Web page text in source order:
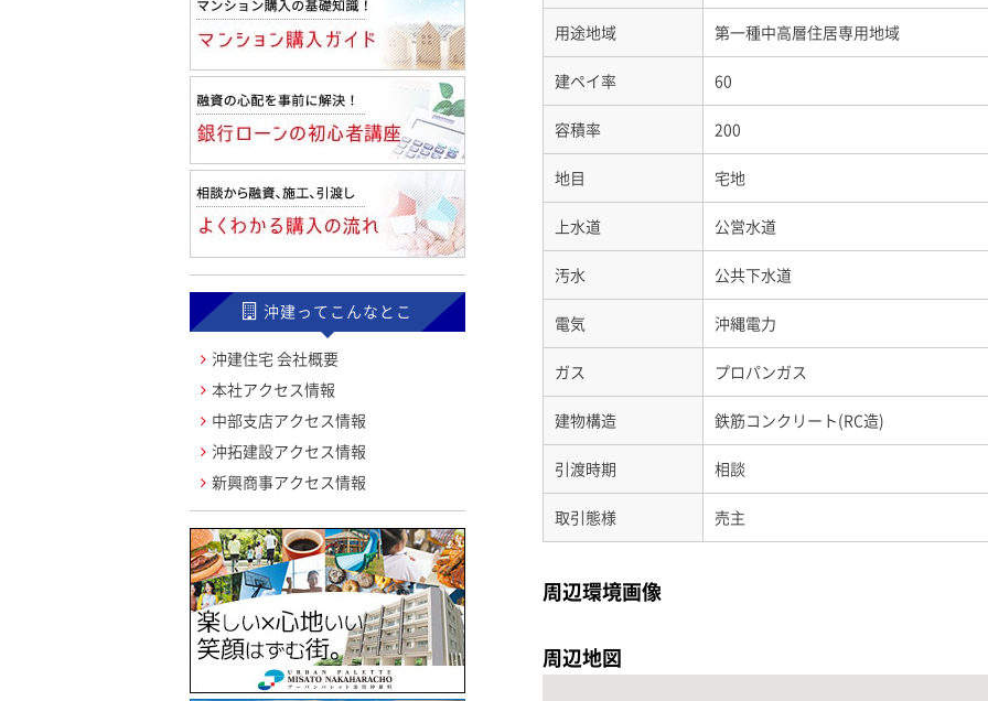
用途地域 第一種中高層住居専用地域
建ペイ率 60
容積率 200
地目 宅地
上水道 公営水道
汚水 公共下水道
電気 沖縄電力
ガス プロパンガス
建物構造 鉄筋コンクリート(RC造)
引渡時期 相談
取引態様 売主
周辺環境画像
周辺地図
沖建ってこんなとこ
沖建住宅 会社概要
本社アクセス情報
中部支店アクセス情報
沖拓建設アクセス情報
新興商事アクセス情報